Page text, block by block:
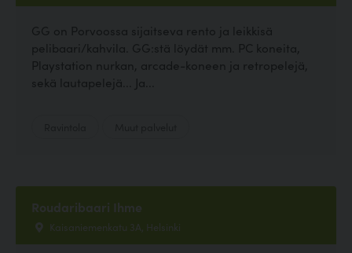
GG on Porvoossa sijaitseva rento ja leikkisä
pelibaari/kahvila. GG:stä löydät mm. PC koneita,
Playstation nurkan, arcade-koneen ja retropelejä,
sekä lautapelejä... Ja...
Roudaribaari Ihme
Kaisaniemenkatu 3A, Helsinki